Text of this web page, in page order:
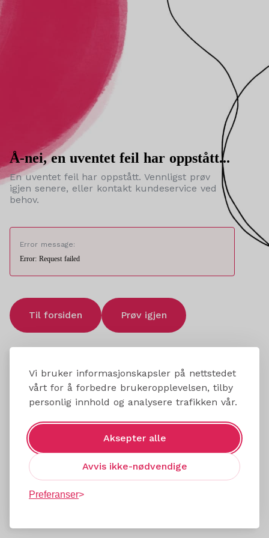
Vi bruker informasjonskapsler på nettstedet
vårt for å forbedre brukeropplevelsen, tilby
personlig innhold og analysere trafikken vår.
Aksepter alle
Avvis ikke-nødvendige
Preferanser
Å-nei, en uventet feil har oppstått...
En uventet feil har oppstått. Vennligst prøv
igjen senere, eller kontakt kundeservice ved
behov.
Error message:
Error: Request failed
Til forsiden Prøv igjen